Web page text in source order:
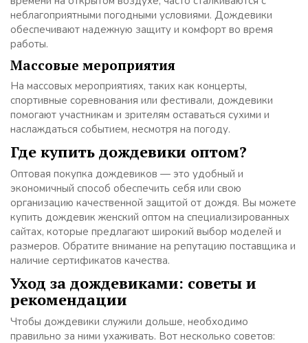
неблагоприятными погодными условиями. Дождевики
обеспечивают надежную защиту и комфорт во время
работы.
Массовые мероприятия
На массовых мероприятиях, таких как концерты,
спортивные соревнования или фестивали, дождевики
помогают участникам и зрителям оставаться сухими и
наслаждаться событием, несмотря на погоду.
Где купить дождевики оптом?
Оптовая покупка дождевиков — это удобный и
экономичный способ обеспечить себя или свою
организацию качественной защитой от дождя. Вы можете
купить дождевик женский оптом на специализированных
сайтах, которые предлагают широкий выбор моделей и
размеров. Обратите внимание на репутацию поставщика и
наличие сертификатов качества.
Уход за дождевиками: советы и
рекомендации
Чтобы дождевики служили дольше, необходимо
правильно за ними ухаживать. Вот несколько советов: